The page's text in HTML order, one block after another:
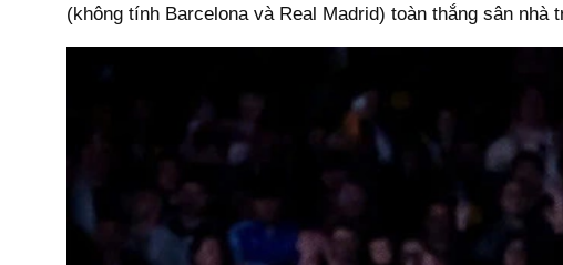
(không tính Barcelona và Real Madrid) toàn thắng sân nhà